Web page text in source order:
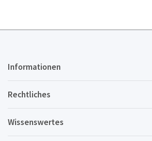
Informationen
Rechtliches
Wissenswertes